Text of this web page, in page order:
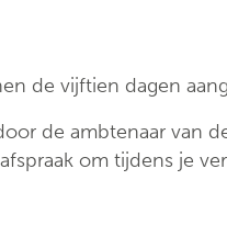
de vijftien dagen
de ambtenaar van
om tijdens je